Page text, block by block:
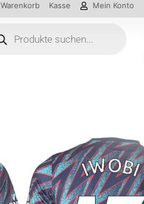
Warenkorb Kasse Mein Konto